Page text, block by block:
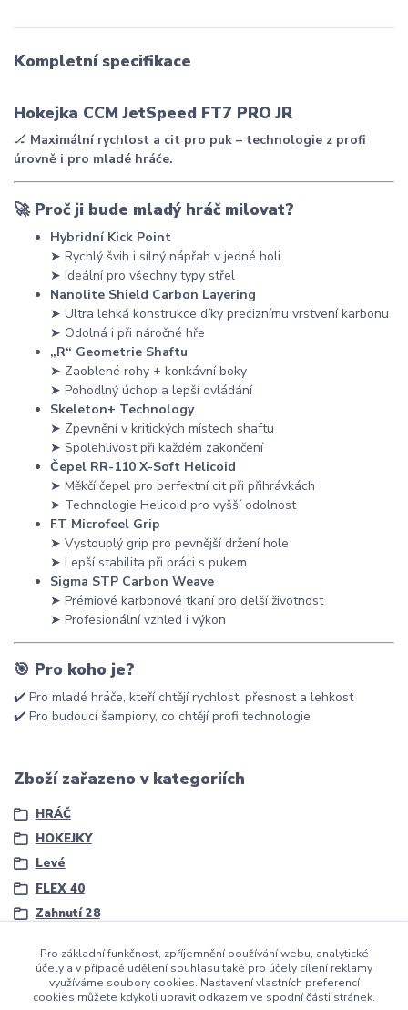
Kompletní specifikace
Hokejka CCM JetSpeed FT7 PRO JR
🏒 Maximální rychlost a cit pro puk – technologie z profi
úrovně i pro mladé hráče.
🚀 Proč ji bude mladý hráč milovat?
Hybridní Kick Point
➤ Rychlý švih i silný nápřah v jedné holi
➤ Ideální pro všechny typy střel
Nanolite Shield Carbon Layering
➤ Ultra lehká konstrukce díky preciznímu vrstvení karbonu
➤ Odolná i při náročné hře
„R“ Geometrie Shaftu
➤ Zaoblené rohy + konkávní boky
➤ Pohodlný úchop a lepší ovládání
Skeleton+ Technology
➤ Zpevnění v kritických místech shaftu
➤ Spolehlivost při každém zakončení
Čepel RR-110 X-Soft Helicoid
➤ Měkčí čepel pro perfektní cit při přihrávkách
➤ Technologie Helicoid pro vyšší odolnost
FT Microfeel Grip
➤ Vystouplý grip pro pevnější držení hole
➤ Lepší stabilita při práci s pukem
Sigma STP Carbon Weave
➤ Prémiové karbonové tkaní pro delší životnost
➤ Profesionální vzhled i výkon
🎯 Pro koho je?
✔️ Pro mladé hráče, kteří chtějí rychlost, přesnost a lehkost
✔️ Pro budoucí šampiony, co chtějí profi technologie
Zboží zařazeno v kategoriích
HRÁČ
HOKEJKY
Levé
FLEX 40
Zahnutí 28
Pro základní funkčnost, zpříjemnění používání webu, analytické
účely a v případě udělení souhlasu také pro účely cílení reklamy
využíváme soubory cookies. Nastavení vlastních preferencí
cookies můžete kdykoli upravit odkazem ve spodní části stránek.